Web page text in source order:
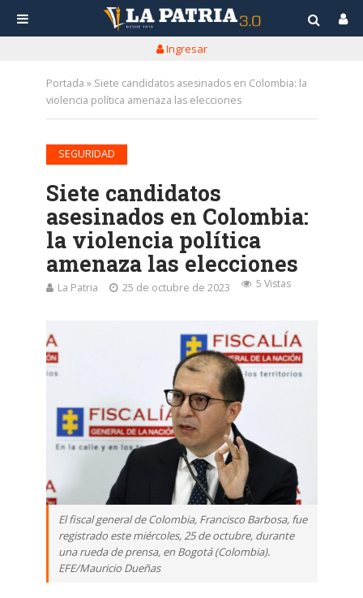
Ingresar
Portada » Siete candidatos asesinados en Colombia: la
violencia política amenaza las elecciones
SEGURIDAD
Siete candidatos
asesinados en Colombia:
la violencia política
amenaza las elecciones
La Patria 25 de octubre de 2023 5 Vistas
El fiscal general de Colombia, Francisco Barbosa, fue
registrado este miércoles, 25 de octubre, durante
una rueda de prensa, en Bogotá (Colombia).
EFE/Mauricio Dueñas